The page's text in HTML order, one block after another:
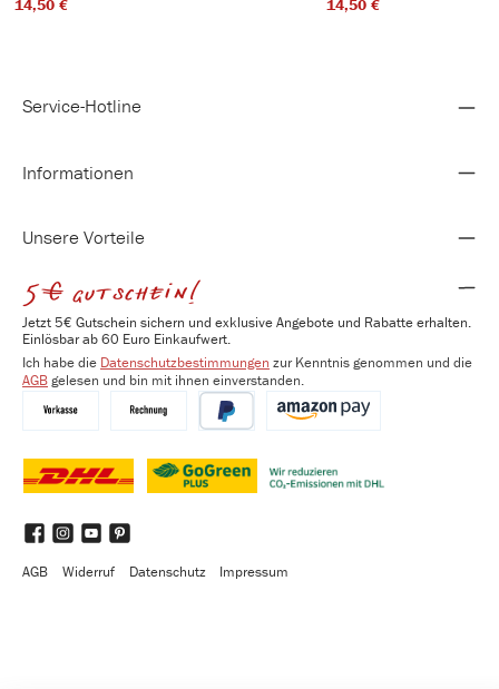
14,50 €​ 14,50 €​
Service-Hotline
Informationen
Unsere Vorteile
5€ gutschein!
Jetzt 5€ Gutschein sichern und exklusive Angebote und Rabatte erhalten.
Einlösbar ab 60 Euro Einkaufwert.
Ich habe die Datenschutzbestimmungen zur Kenntnis genommen und die
AGBgelesen und bin mit ihnen einverstanden.
FacebookInstagram
YouTubePinterest
AGB
Widerruf Datenschutz Impressum